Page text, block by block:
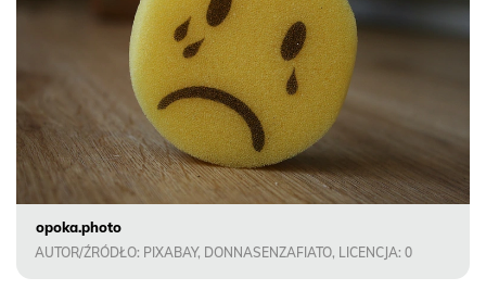
opoka.photo
AUTOR/ŹRÓDŁO: PIXABAY, DONNASENZAFIATO, LICENCJA: 0